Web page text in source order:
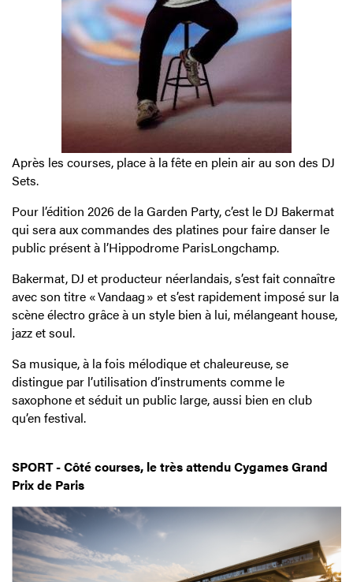
Après les courses, place à la fête en plein air au son des DJ
Sets.
Pour l’édition 2026 de la Garden Party, c’est le DJ Bakermat
qui sera aux commandes des platines pour faire danser le
public présent à l’Hippodrome ParisLongchamp.
Bakermat, DJ et producteur néerlandais, s’est fait connaître
avec son titre « Vandaag » et s’est rapidement imposé sur la
scène électro grâce à un style bien à lui, mélangeant house,
jazz et soul.
Sa musique, à la fois mélodique et chaleureuse, se
distingue par l’utilisation d’instruments comme le
saxophone et séduit un public large, aussi bien en club
qu’en festival.
SPORT - Côté courses, le très attendu Cygames Grand
Prix de Paris